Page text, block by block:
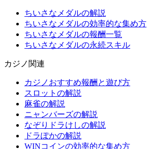
ちいさなメダルの解説
ちいさなメダルの効率的な集め方
ちいさなメダルの報酬一覧
ちいさなメダルの永続スキル
カジノ関連
カジノおすすめ報酬と遊び方
スロットの解説
麻雀の解説
ニャンバーズの解説
なぞりドラけしの解説
ドラぽかの解説
WINコインの効率的な集め方